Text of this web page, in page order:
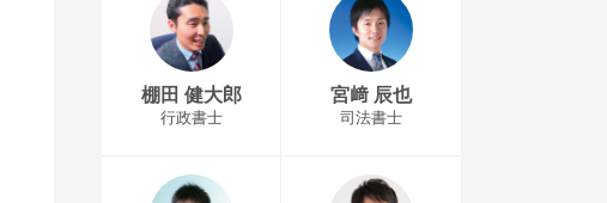
棚田 健大郎
行政書士
宮﨑 辰也
司法書士